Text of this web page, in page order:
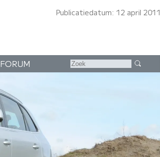
Publicatiedatum: 12 april 2011
FORUM